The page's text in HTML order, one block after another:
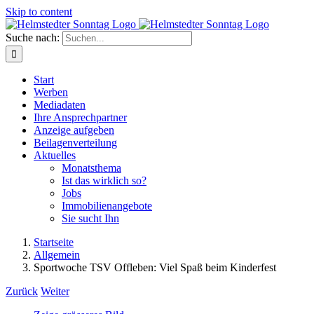
Skip to content
Suche nach:
Start
Werben
Mediadaten
Ihre Ansprechpartner
Anzeige aufgeben
Beilagenverteilung
Aktuelles
Monatsthema
Ist das wirklich so?
Jobs
Immobilienangebote
Sie sucht Ihn
Startseite
Allgemein
Sportwoche TSV Offleben: Viel Spaß beim Kinderfest
Zurück Weiter